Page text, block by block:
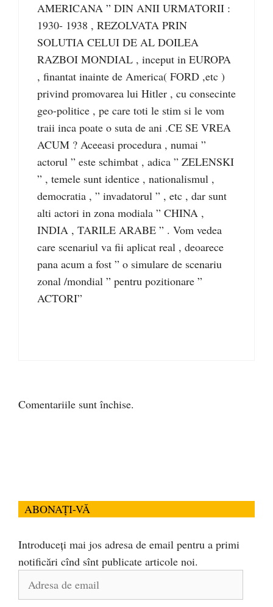
AMERICANA ” DIN ANII URMATORII :
1930- 1938 , REZOLVATA PRIN
SOLUTIA CELUI DE AL DOILEA
RAZBOI MONDIAL , inceput in EUROPA
, finantat inainte de America( FORD ,etc )
privind promovarea lui Hitler , cu consecinte
geo-politice , pe care toti le stim si le vom
traii inca poate o suta de ani .CE SE VREA
ACUM ? Aceeasi procedura , numai ”
actorul ” este schimbat , adica ” ZELENSKI
” , temele sunt identice , nationalismul ,
democratia , ” invadatorul ” , etc , dar sunt
alti actori in zona modiala ” CHINA ,
INDIA , TARILE ARABE ” . Vom vedea
care scenariul va fii aplicat real , deoarece
pana acum a fost ” o simulare de scenariu
zonal /mondial ” pentru pozitionare ”
ACTORI”
Comentariile sunt închise.
ABONAȚI-VĂ
Introduceți mai jos adresa de email pentru a primi
notificări cînd sînt publicate articole noi.
Adresa